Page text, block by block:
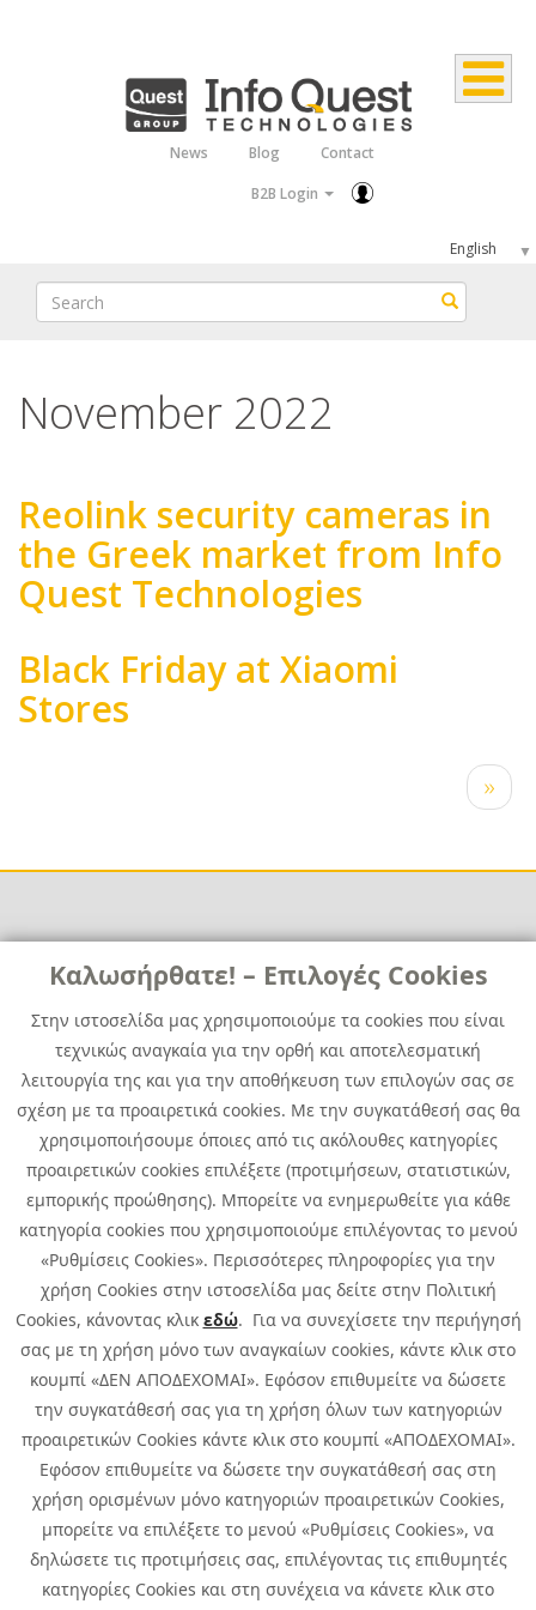
Καλωσήρθατε! – Επιλογές Cookies
Στην ιστοσελίδα μας χρησιμοποιούμε τα cookies που είναι
τεχνικώς αναγκαία για την ορθή και αποτελεσματική
λειτουργία της και για την αποθήκευση των επιλογών σας σε
σχέση με τα προαιρετικά cookies. Με την συγκατάθεσή σας θα
χρησιμοποιήσουμε όποιες από τις ακόλουθες κατηγορίες
προαιρετικών cookies επιλέξετε (προτιμήσεων, στατιστικών,
εμπορικής προώθησης). Μπορείτε να ενημερωθείτε για κάθε
κατηγορία cookies που χρησιμοποιούμε επιλέγοντας το μενού
«Ρυθμίσεις Cookies». Περισσότερες πληροφορίες για την
χρήση Cookies στην ιστοσελίδα μας δείτε στην Πολιτική
Cookies, κάνοντας κλικ εδώ. Για να συνεχίσετε την περιήγησή
σας με τη χρήση μόνο των αναγκαίων cookies, κάντε κλικ στο
κουμπί «ΔΕΝ ΑΠΟΔΕΧΟΜΑΙ». Εφόσον επιθυμείτε να δώσετε
την συγκατάθεσή σας για τη χρήση όλων των κατηγοριών
προαιρετικών Cookies κάντε κλικ στο κουμπί «ΑΠΟΔΕΧΟΜΑΙ».
Εφόσον επιθυμείτε να δώσετε την συγκατάθεσή σας στη
χρήση ορισμένων μόνο κατηγοριών προαιρετικών Cookies,
μπορείτε να επιλέξετε το μενού «Ρυθμίσεις Cookies», να
δηλώσετε τις προτιμήσεις σας, επιλέγοντας τις επιθυμητές
κατηγορίες Cookies και στη συνέχεια να κάνετε κλικ στο
News Blog
Contact
B2B Login
Select
your
language
Search Search
November 2022
Reolink security cameras in
the Greek market from Info
Quest Technologies
Black Friday at Xiaomi
Stores
Next
page
››
Χρήσιμα
News
Media Kit
Career
Quest Group